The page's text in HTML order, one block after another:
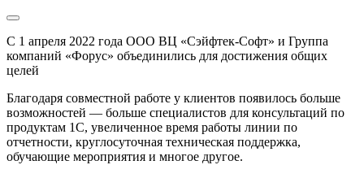
С 1 апреля 2022 года ООО ВЦ «Сэйфтек-Софт» и Группа
компаний «Форус» объединились для достижения общих
целей
Благодаря совместной работе у клиентов появилось больше
возможностей — больше специалистов для консультаций по
продуктам 1С, увеличенное время работы линии по
отчетности, круглосуточная техническая поддержка,
обучающие мероприятия и многое другое.